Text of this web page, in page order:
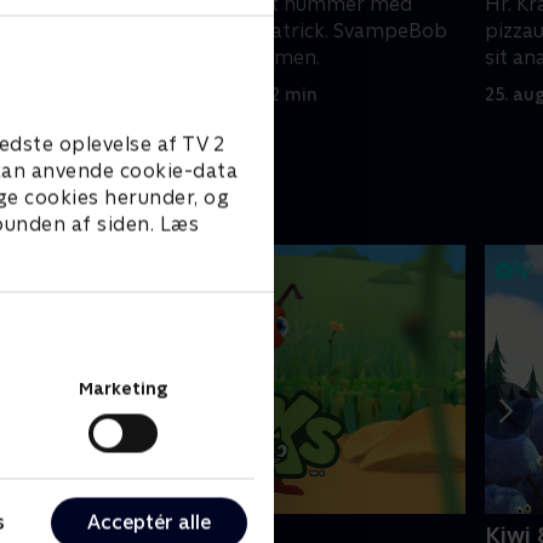
oplevelse af TV 2
anvende cookie-data
cookies herunder, og
af siden. Læs
Marketing
Acceptér alle
SvampeBob og Patrick. SvampeBob
tager en bådeksamen.
25. august 2023 • 22 min
sit
25.
Kiwi